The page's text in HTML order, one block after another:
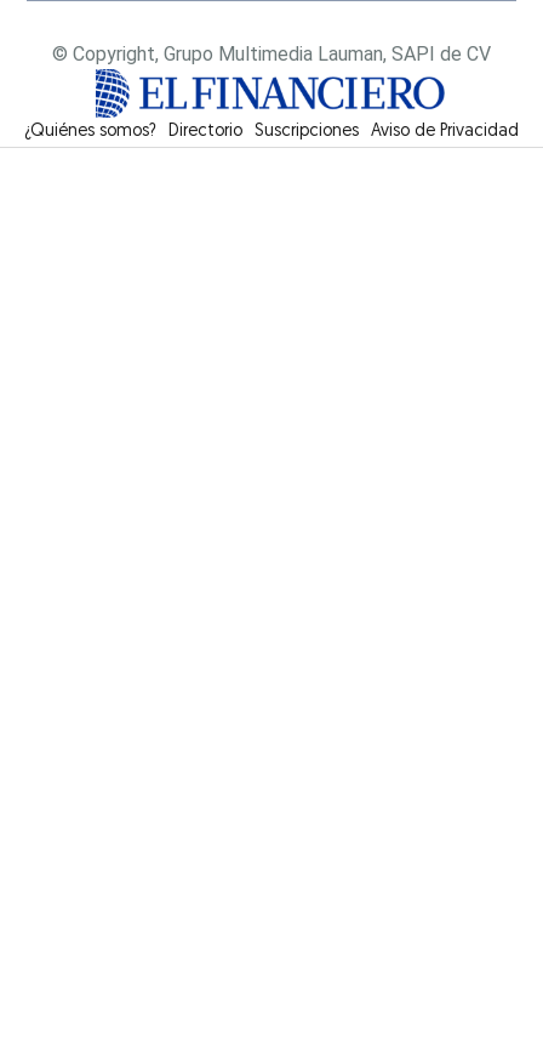
© Copyright, Grupo Multimedia Lauman, SAPI de CV
¿Quiénes somos? Directorio Suscripciones Opens in new window
Aviso de Privacidad